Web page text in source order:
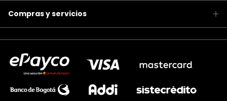
Compras y servicios